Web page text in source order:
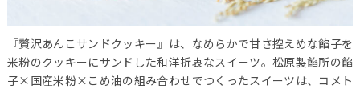
『贅沢あんこサンドクッキー』は、なめらかで甘さ控えめな餡子を
米粉のクッキーにサンドした和洋折衷なスイーツ。松原製餡所の餡
子×国産米粉×こめ油の組み合わせでつくったスイーツは、コメト